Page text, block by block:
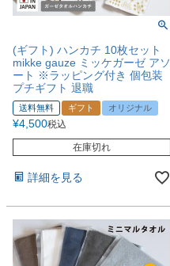
(ギフト) ハンカチ 10枚セット
mikke gauze ミッケガーゼ アソ
ート ※ラッピング付き 個包装
プチギフト 退職
送料無料 ギフト オリジナル
¥4,500税込
在庫切れ
詳細を見る